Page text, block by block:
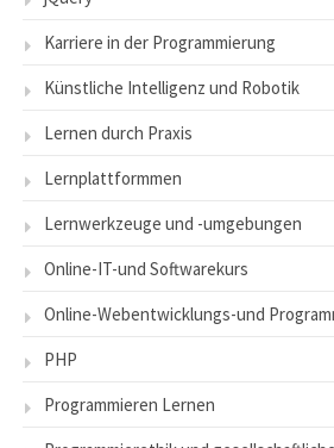
Karriere in der Programmierung
Künstliche Intelligenz und Robotik
Lernen durch Praxis
Lernplattformmen
Lernwerkzeuge und -umgebungen
Online-IT-und Softwarekurs
Online-Webentwicklungs-und
PHP
Programmieren Lernen